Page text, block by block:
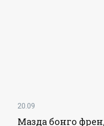
20.09
Мазда бонго